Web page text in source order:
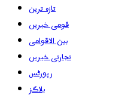
تازہ ترین
قومی خبریں
بین الاقوامی
تجارتی خبریں
رپورٹس
بلاگز